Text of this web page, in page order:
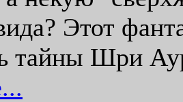
Этот
тайны Шри